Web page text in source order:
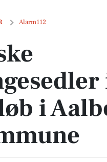
Alarm112
pengesedler i omløb i Aalborg
i